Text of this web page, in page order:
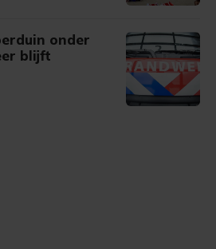
onder
blijft